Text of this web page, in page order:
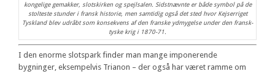
kongelige gemakker, slotskirken og spejlsalen. Sidstnævnte er både symbol på de
stolteste stunder i fransk historie, men samtidig også det sted hvor Kejserriget
Tyskland blev udråbt som konsekvens af den franske ydmygelse under den fransk-
tyske krig i 1870-71.
I den enorme slotspark finder man mange imponerende
bygninger, eksempelvis Trianon – der også har været ramme om